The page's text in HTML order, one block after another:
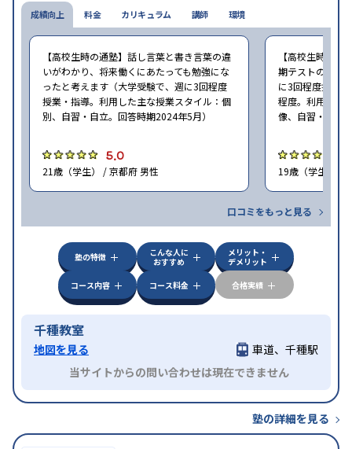
成績向上
【高校生時の通塾】話し言葉と書き言葉の違
いがわかり、将来働くにあたっても勉強にな
ったと考えます（大学受験で、週に3回程度
授業・指導。利用した主な授業スタイル：個
別、自習・自立。回答時期2024年5月）
5.0
21歳（学生） / 京都府 男性
【高校生時の通
期テストの点数
に3回程度授業
程度。利用した
像、自習・自立
19歳（学生） /
口コミをもっと見る
料金 カリキュラム 講師 環境
塾の特徴
こんな人に
おすすめ
メリット・
デメリット
コース内容
コース料金 合格実績
千種教室
地図を見る
車道、千種駅
当サイトからの問い合わせは現在できません
塾の詳細を見る